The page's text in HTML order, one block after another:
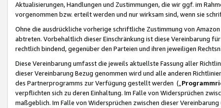
Aktualisierungen, Handlungen und Zustimmungen, die wir ggf. im
vorgenommen bzw. erteilt werden und nur wirksam sind, wenn sie
Ohne die ausdrückliche vorherige schriftliche Zustimmung von
abtreten. Vorbehaltlich dieser Einschränkung ist diese Vereinbarung
rechtlich bindend, gegenüber den Parteien und ihren jeweiligen
Diese Vereinbarung umfasst die jeweils aktuellste Fassung aller
dieser Vereinbarung Bezug genommen wird und alle anderen
des Partnerprogramms zur Verfügung gestellt werden („
verpflichten sich zu deren Einhaltung. Im Falle von Widersprüchen
maßgeblich. Im Falle von Widersprüchen zwischen dieser